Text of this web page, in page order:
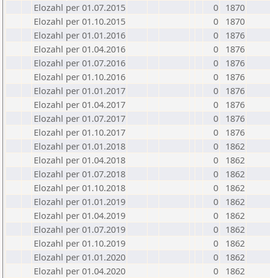
Elozahl per 01.07.2015
0
1870
Elozahl per 01.10.2015
0
1870
Elozahl per 01.01.2016
0
1876
Elozahl per 01.04.2016
0
1876
Elozahl per 01.07.2016
0
1876
Elozahl per 01.10.2016
0
1876
Elozahl per 01.01.2017
0
1876
Elozahl per 01.04.2017
0
1876
Elozahl per 01.07.2017
0
1876
Elozahl per 01.10.2017
0
1876
Elozahl per 01.01.2018
0
1862
Elozahl per 01.04.2018
0
1862
Elozahl per 01.07.2018
0
1862
Elozahl per 01.10.2018
0
1862
Elozahl per 01.01.2019
0
1862
Elozahl per 01.04.2019
0
1862
Elozahl per 01.07.2019
0
1862
Elozahl per 01.10.2019
0
1862
Elozahl per 01.01.2020
0
1862
Elozahl per 01.04.2020
0
1862